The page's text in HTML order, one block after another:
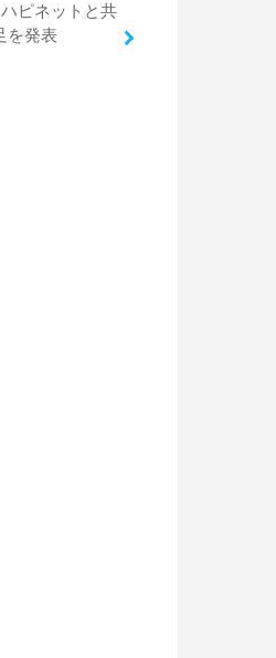
ピネットと共
を発表